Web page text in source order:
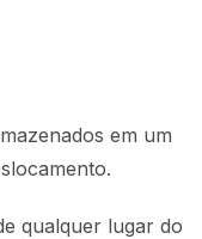
em um
qualquer lugar do